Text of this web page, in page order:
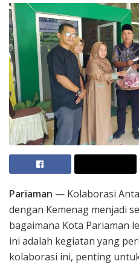
Pariaman — Kolaborasi
dengan Kemenag menjadi
bagaimana Kota Pariaman
ini adalah kegiatan yang
kolaborasi ini, penting